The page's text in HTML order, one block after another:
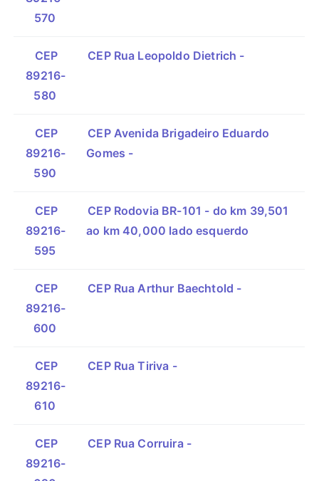
570
CEP
89216-
580
CEP Rua Leopoldo Dietrich -
CEP
89216-
590
CEP Avenida Brigadeiro Eduardo
Gomes -
CEP
89216-
595
CEP Rodovia BR-101 - do km 39,501
ao km 40,000 lado esquerdo
CEP
89216-
600
CEP Rua Arthur Baechtold -
CEP
89216-
610
CEP Rua Tiriva -
CEP
89216-
CEP Rua Corruira -